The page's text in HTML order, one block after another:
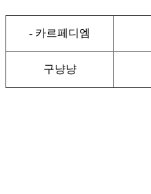
- 카르페디엠
구냥냥